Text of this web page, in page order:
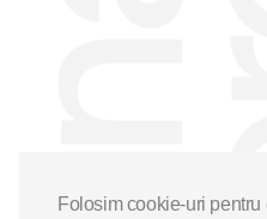
Folosim cookie-uri